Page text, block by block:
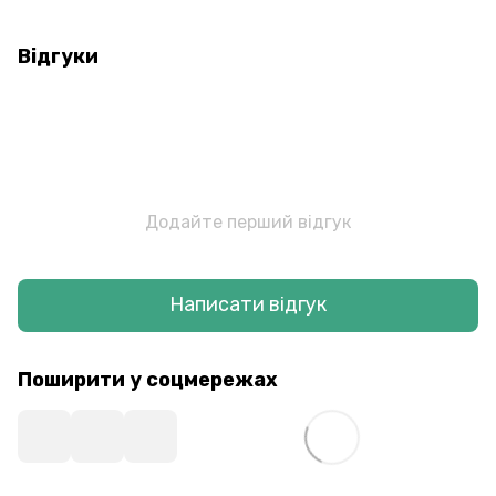
Відгуки
Додайте перший відгук
Написати відгук
Поширити у соцмережах